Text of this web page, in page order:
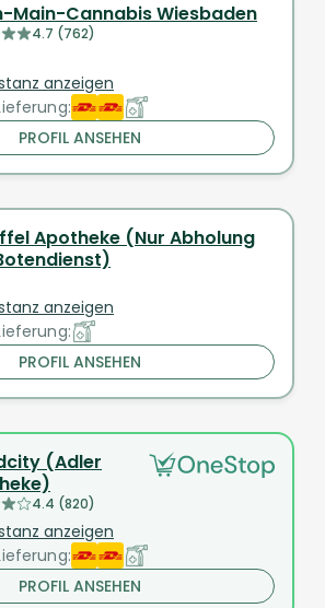
Main-Cannabis Wiesbaden
4.7 (762)
anzeigen
PROFIL ANSEHEN
Apotheke (Nur Abholung
anzeigen
PROFIL ANSEHEN
(Adler
4.4 (820)
anzeigen
PROFIL ANSEHEN